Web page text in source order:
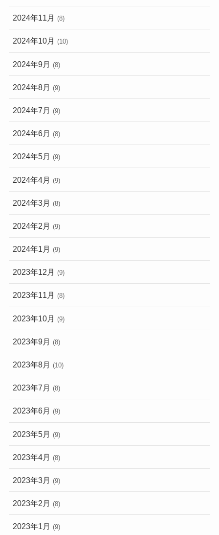
2024年11月 (8)
2024年10月 (10)
2024年9月 (8)
2024年8月 (9)
2024年7月 (9)
2024年6月 (8)
2024年5月 (9)
2024年4月 (9)
2024年3月 (8)
2024年2月 (9)
2024年1月 (9)
2023年12月 (9)
2023年11月 (8)
2023年10月 (9)
2023年9月 (8)
2023年8月 (10)
2023年7月 (8)
2023年6月 (9)
2023年5月 (9)
2023年4月 (8)
2023年3月 (9)
2023年2月 (8)
2023年1月 (9)